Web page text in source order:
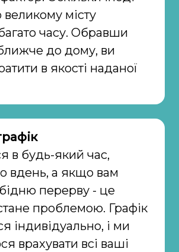
великому місту
часу. Обравши
до дому, ви
в якості наданої
в будь-який час,
вдень, а якщо вам
перерву - це
проблемою. Графік
індивідуально, і ми
врахувати всі ваші